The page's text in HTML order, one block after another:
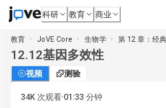
科研 教育 商业
教育 JoVE Core 生物学 第 12 章：经
12.12基因多效性
视频 测验
34K 次观看·01:33 分钟